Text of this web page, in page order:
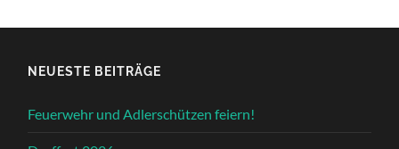
NEUESTE BEITRÄGE
Feuerwehr und Adlerschützen feiern!